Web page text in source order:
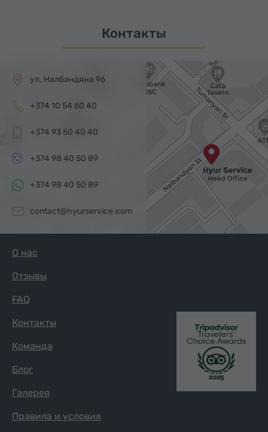
Контакты
ул. Налбандяна 96
+374 10 54 60 40
+374 93 50 40 40
+374 98 40 50 89
+374 98 40 50 89
contact@hyurservice.com
О нас
Отзывы
FAQ
Контакты
Команда
Блог
Галерея
Правила и условия